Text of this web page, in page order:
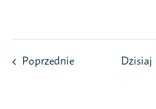
PoprzednieWydarzeniaDzisiaj